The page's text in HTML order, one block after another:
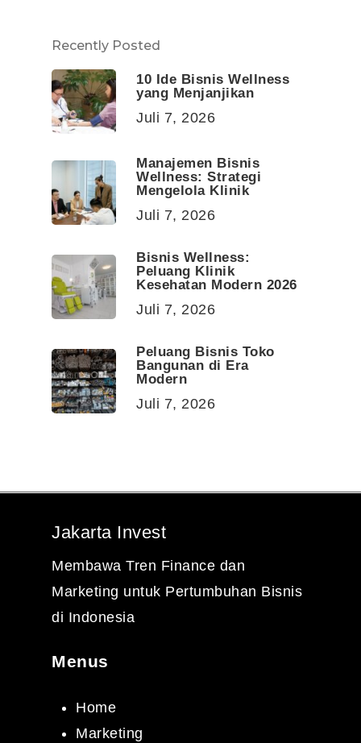
Recently Posted
10 Ide Bisnis Wellness
yang Menjanjikan
Juli 7, 2026
Manajemen Bisnis
Wellness: Strategi
Mengelola Klinik
Juli 7, 2026
Bisnis Wellness:
Peluang Klinik
Kesehatan Modern 2026
Juli 7, 2026
Peluang Bisnis Toko
Bangunan di Era
Modern
Juli 7, 2026
Jakarta Invest
Membawa Tren Finance dan
Marketing untuk Pertumbuhan Bisnis
di Indonesia
Menus
Home
Marketing